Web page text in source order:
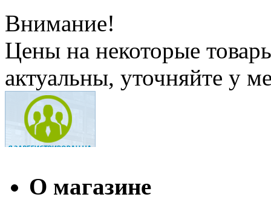
Внимание!
Цены на некоторые
актуальны, уточняйте у
О магазине